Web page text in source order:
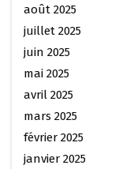
août 2025
juillet 2025
juin 2025
mai 2025
avril 2025
mars 2025
février 2025
janvier 2025